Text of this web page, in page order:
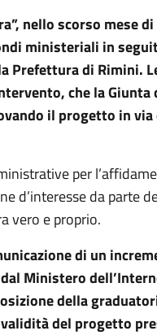
nello scorso mese
ministeriali in
Prefettura di Rimini.
che la Giunta
il progetto in
per
d’interesse da parte
vero e proprio.
di un
Ministero
della
del progetto